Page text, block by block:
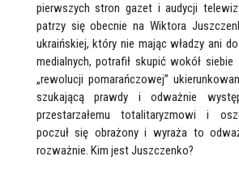
pierwszych stron gazet i audycji
patrzy się obecnie na Wiktora
ukraińskiej, który nie mając władzy ani
medialnych, potrafił skupić wokół
„rewolucji pomarańczowej”
szukającą prawdy i odważnie
przestarzałemu totalitaryzmowi i
poczuł się obrażony i wyraża to
rozważnie. Kim jest Juszczenko?